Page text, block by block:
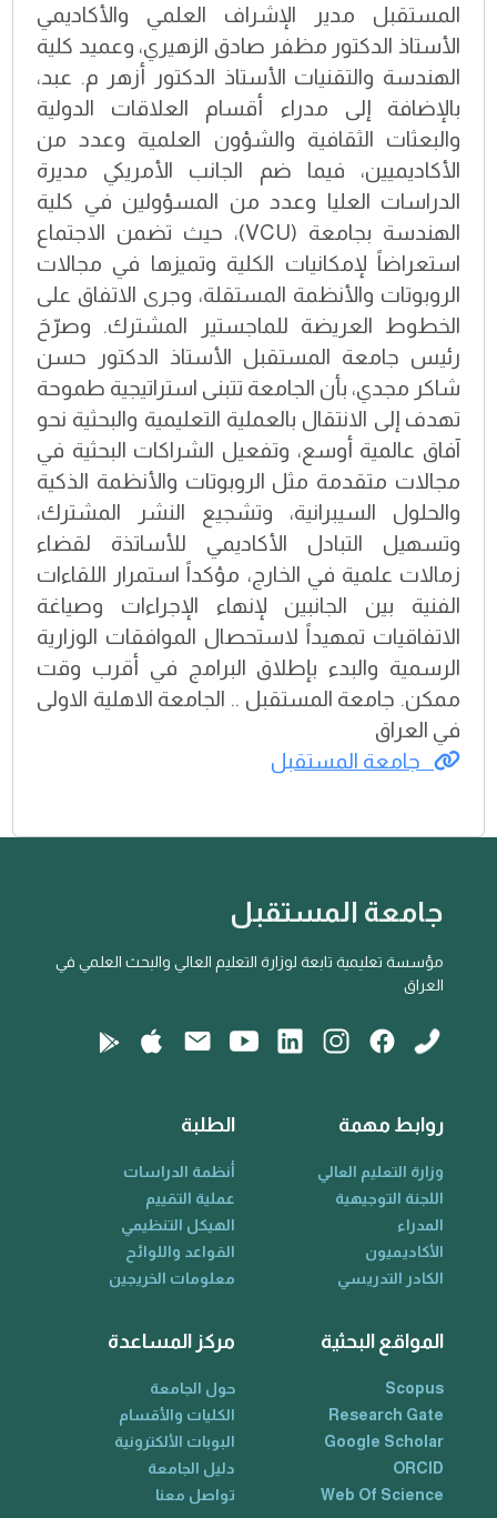
المستقبل مدير الإشراف العلمي والأكاديمي
الأستاذ الدكتور مظفر صادق الزهيري، وعميد كلية
الهندسة والتقنيات الأستاذ الدكتور أزهر م. عبد،
بالإضافة إلى مدراء أقسام العلاقات الدولية
والبعثات الثقافية والشؤون العلمية وعدد من
الأكاديميين، فيما ضم الجانب الأمريكي مديرة
الدراسات العليا وعدد من المسؤولين في كلية
الهندسة بجامعة (VCU)، حيث تضمن الاجتماع
استعراضاً لإمكانيات الكلية وتميزها في مجالات
الروبوتات والأنظمة المستقلة، وجرى الاتفاق على
الخطوط العريضة للماجستير المشترك. وصرّحَ
رئيس جامعة المستقبل الأستاذ الدكتور حسن
شاكر مجدي، بأن الجامعة تتبنى استراتيجية طموحة
تهدف إلى الانتقال بالعملية التعليمية والبحثية نحو
آفاق عالمية أوسع، وتفعيل الشراكات البحثية في
مجالات متقدمة مثل الروبوتات والأنظمة الذكية
والحلول السيبرانية، وتشجيع النشر المشترك،
وتسهيل التبادل الأكاديمي للأساتذة لقضاء
زمالات علمية في الخارج، مؤكداً استمرار اللقاءات
الفنية بين الجانبين لإنهاء الإجراءات وصياغة
الاتفاقيات تمهيداً لاستحصال الموافقات الوزارية
الرسمية والبدء بإطلاق البرامج في أقرب وقت
ممكن. جامعة المستقبل .. الجامعة الاهلية الاولى
في العراق
جامعة المستقبل
جامعة المستقبل
مؤسسة تعليمية تابعة لوزارة التعليم العالي والبحث العلمي في
العراق
روابط مهمة
وزارة التعليم العالي
اللجنة التوجيهية
المدراء
الأكاديميون
الكادر التدريسي
الطلبة
أنظمة الدراسات
عملية التقييم
الهيكل التنظيمي
القواعد واللوائح
معلومات الخريجين
المواقع البحثية
Scopus
Research Gate
Google Scholar
ORCID
Web Of Science
مركز المساعدة
حول الجامعة
الكليات والأقسام
البوبات الألكترونية
دليل الجامعة
تواصل معنا